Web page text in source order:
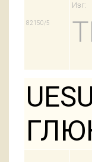
82150/5
Изг: